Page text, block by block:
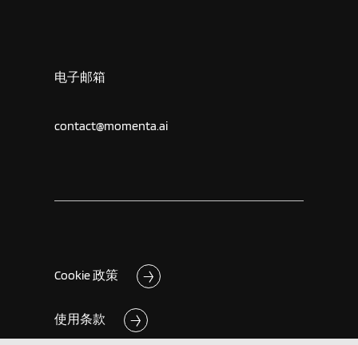
电子邮箱
contact@momenta.ai
Cookie 政策
使用条款